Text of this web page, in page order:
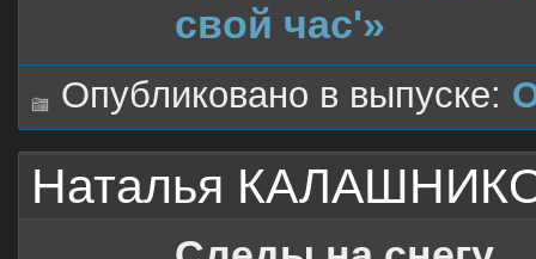
свой час'»
Опубликовано в выпуске:
Наталья